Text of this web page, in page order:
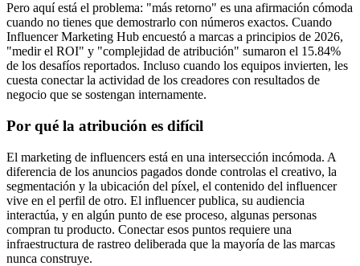
Pero aquí está el problema: "más retorno" es una afirmación cómoda
cuando no tienes que demostrarlo con números exactos. Cuando
Influencer Marketing Hub encuestó a marcas a principios de 2026,
"medir el ROI" y "complejidad de atribución" sumaron el 15.84%
de los desafíos reportados. Incluso cuando los equipos invierten, les
cuesta conectar la actividad de los creadores con resultados de
negocio que se sostengan internamente.
Por qué la atribución es difícil
El marketing de influencers está en una intersección incómoda. A
diferencia de los anuncios pagados donde controlas el creativo, la
segmentación y la ubicación del píxel, el contenido del influencer
vive en el perfil de otro. El influencer publica, su audiencia
interactúa, y en algún punto de ese proceso, algunas personas
compran tu producto. Conectar esos puntos requiere una
infraestructura de rastreo deliberada que la mayoría de las marcas
nunca construye.